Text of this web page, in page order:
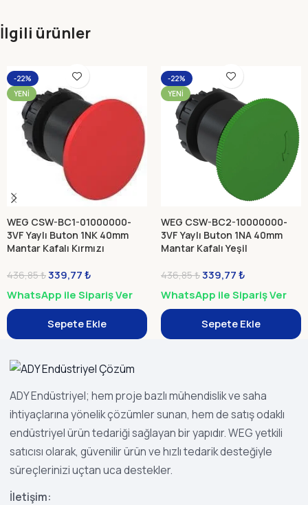
İlgili ürünler
-22%
YENI
WEG CSW-BC1-01000000-
3VF Yaylı Buton 1NK 40mm
Mantar Kafalı Kırmızı
436,85₺339,77₺
WhatsApp ile Sipariş Ver
Sepete Ekle
-22%
YENI
WEG CSW-BC2-10000000-
3VF Yaylı Buton 1NA 40mm
Mantar Kafalı Yeşil
436,85₺339,77₺
WhatsApp ile Sipariş Ver
Sepete Ekle
ADY Endüstriyel; hem proje bazlı mühendislik ve saha
ihtiyaçlarına yönelik çözümler sunan, hem de satış odaklı
endüstriyel ürün tedariği sağlayan bir yapıdır. WEG yetkili
satıcısı olarak, güvenilir ürün ve hızlı tedarik desteğiyle
süreçlerinizi uçtan uca destekler.
İletişim: